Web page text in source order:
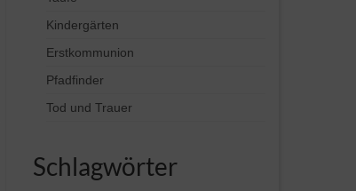
Kindergärten
Erstkommunion
Pfadfinder
Tod und Trauer
Schlagwörter